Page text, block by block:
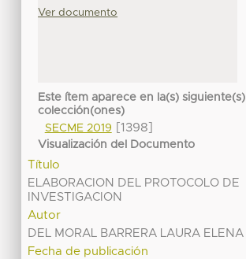
Ver documento
Este ítem aparece en la(s) siguiente(s)
colección(ones)
SECME 2019
[1398]
Visualización del Documento
Título
ELABORACION DEL PROTOCOLO DE
INVESTIGACION
Autor
DEL MORAL BARRERA LAURA ELENA
Fecha de publicación